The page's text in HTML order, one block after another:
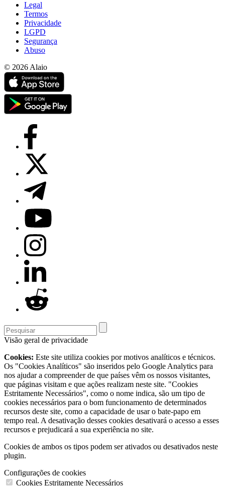
Legal
Termos
Privacidade
LGPD
Segurança
Abuso
© 2026 Alaio
Visão geral de privacidade
Cookies: Este site utiliza cookies por motivos analíticos e técnicos.
Os "Cookies Analíticos" são inseridos pelo Google Analytics para
nos ajudar a compreender de que países vêm os nossos visitantes,
que páginas visitam e que ações realizam neste site. "Cookies
Estritamente Necessários", como o nome indica, são um tipo de
cookies necessários para o bom funcionamento de determinados
recursos deste site, como a capacidade de usar o bate-papo em
tempo real. A desativação desses cookies desativará o acesso a esses
recursos e prejudicará a sua experiência no site.
Cookies de ambos os tipos podem ser ativados ou desativados neste
plugin.
Configurações de cookies
Cookies Estritamente Necessários